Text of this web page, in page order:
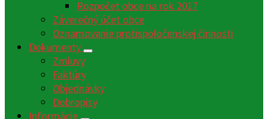
Rozpočet obce na rok 2017
Záverečný účet obce
Oznamovanie protispoločenskej činnosti
Dokumenty
Zmluvy
Faktúry
Objednávky
Dobropisy
Informácie